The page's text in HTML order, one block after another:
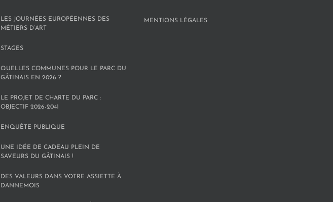
LES JOURNÉES EUROPÉENNES DES
MÉTIERS D’ART
STAGES
QUELLES COMMUNES POUR LE PARC DU
GÂTINAIS EN 2026 ?
LE PROJET DE CHARTE DU PARC :
OBJECTIF 2026-2041
ENQUÊTE PUBLIQUE
UNE IDÉE DE CADEAU PLEIN DE
SAVEURS DU GÂTINAIS !
DES VALEURS DANS VOTRE ASSIETTE À
DANNEMOIS
MENTIONS LÉGALES